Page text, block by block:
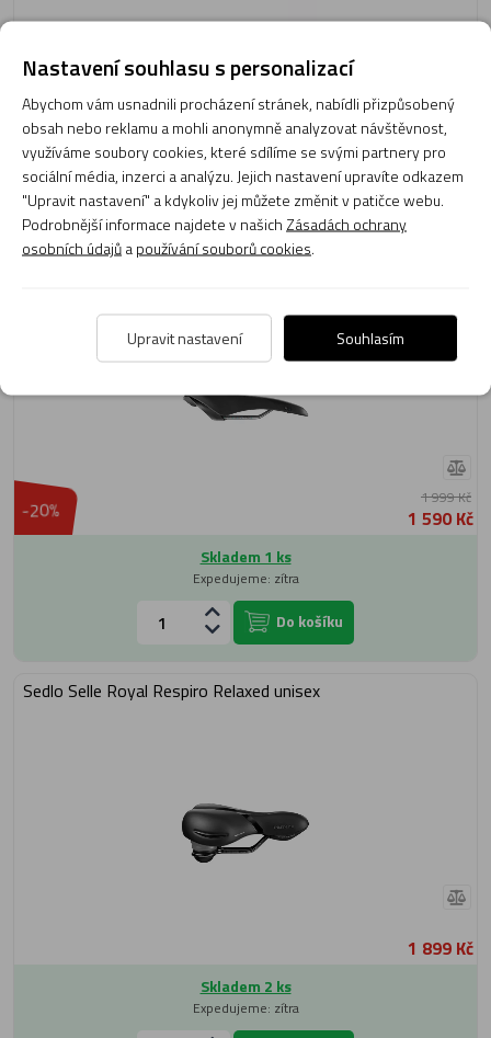
-20%
Skladem 4 ks
Expedujeme: zítra
Do košíku
Sedlo Selle Royal Scientia Moderate M1
-20% 1 999 Kč
1 590 Kč
Skladem 1 ks
Expedujeme: zítra
Do košíku
Sedlo Selle Royal Respiro Relaxed unisex
1 899 Kč
Skladem 2 ks
Expedujeme: zítra
Nastavení souhlasu s personalizací
Abychom vám usnadnili procházení stránek, nabídli přizpůsobený
obsah nebo reklamu a mohli anonymně analyzovat návštěvnost,
využíváme soubory cookies, které sdílíme se svými partnery pro
sociální média, inzerci a analýzu. Jejich nastavení upravíte odkazem
"Upravit nastavení" a kdykoliv jej můžete změnit v patičce webu.
Podrobnější informace najdete v našich Zásadách ochrany
osobních údajůa používání souborů cookies.
Upravit nastavení Souhlasím